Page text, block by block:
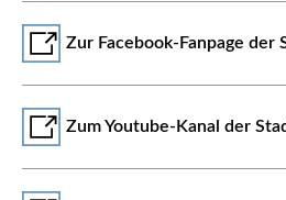
Zur Facebook-Fanpage der
Zum Youtube-Kanal der